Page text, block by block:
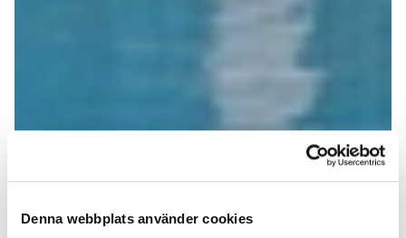
Denna webbplats använder cookies